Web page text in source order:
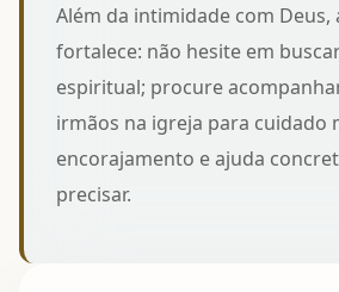
Além da intimidade com Deus,
fortalece: não hesite em
espiritual; procure
irmãos na igreja para cuidado
encorajamento e ajuda
precisar.